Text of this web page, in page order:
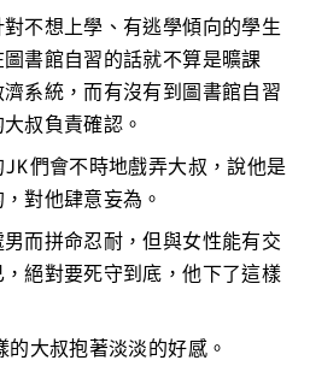
不想上學、有逃學傾向的學生
書館自習的話就不算是曠課
系統，而有沒有到圖書館自習
叔負責確認。
們會不時地戲弄大叔，說他是
對他肆意妄為。
而拼命忍耐，但與女性能有交
絕對要死守到底，他下了這樣
大叔抱著淡淡的好感。